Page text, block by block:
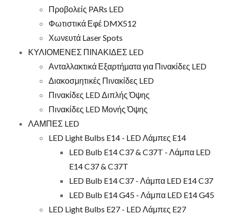
Προβολείς PARs LED
Φωτιστικά Εφέ DMX512
Χωνευτά Laser Spots
ΚΥΛΙΟΜΕΝΕΣ ΠΙΝΑΚΙΔΕΣ LED
Ανταλλακτικά Εξαρτήματα για Πινακίδες LED
Διακοσμητικές Πινακίδες LED
Πινακίδες LED Διπλής Όψης
Πινακίδες LED Μονής Όψης
ΛΑΜΠΕΣ LED
LED Light Bulbs E14 - LED Λάμπες E14
LED Bulb E14 C37 & C37T - Λάμπα LED
E14 C37 & C37T
LED Bulb E14 C37 - Λάμπα LED E14 C37
LED Bulb E14 G45 - Λάμπα LED E14 G45
LED Light Bulbs E27 - LED Λάμπες E27